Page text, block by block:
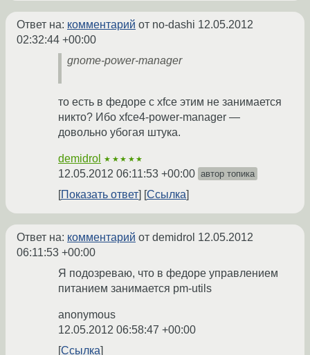
Ответ на: комментарий от no-dashi 12.05.2012
02:32:44 +00:00
gnome-power-manager
то есть в федоре с xfce этим не занимается
никто? Ибо xfce4-power-manager —
довольно убогая штука.
demidrol ★★★★★
12.05.2012 06:11:53 +00:00 автор топика
Показать ответ Ссылка
Ответ на: комментарий от demidrol 12.05.2012
06:11:53 +00:00
Я подозреваю, что в федоре управлением
питанием занимается pm-utils
anonymous
12.05.2012 06:58:47 +00:00
Ссылка